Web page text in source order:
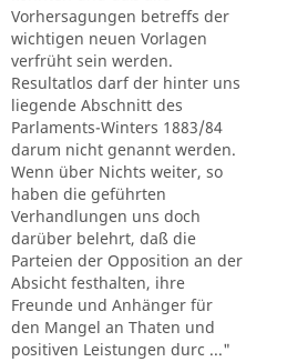
Vorhersagungen betreffs der
wichtigen neuen Vorlagen
verfrüht sein werden.
Resultatlos darf der hinter uns
liegende Abschnitt des
Parlaments-Winters 1883/84
darum nicht genannt werden.
Wenn über Nichts weiter, so
haben die geführten
Verhandlungen uns doch
darüber belehrt, daß die
Parteien der Opposition an der
Absicht festhalten, ihre
Freunde und Anhänger für
den Mangel an Thaten und
positiven Leistungen durc ..."